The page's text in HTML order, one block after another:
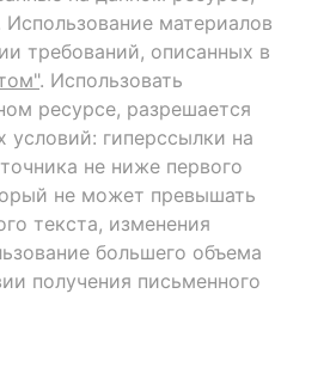
материалов
требований, описанных в
. Использовать
ресурсе, разрешается
гиперссылки на
не ниже первого
не может превышать
текста, изменения
большего объема
получения письменного